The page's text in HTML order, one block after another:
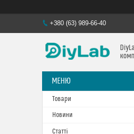
+380 (63) 989-66-40
Товари
Новини
Статті